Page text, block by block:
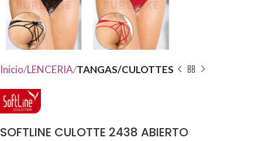
Inicio LENCERIA TANGAS/CULOTTES
SOFTLINE CULOTTE 2438 ABIERTO